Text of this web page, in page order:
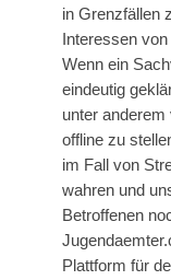
in Grenzfällen
Interessen
Wenn ein
eindeutig
unter
offline zu
im Fall von
wahren und
Betroffenen
Plattform für